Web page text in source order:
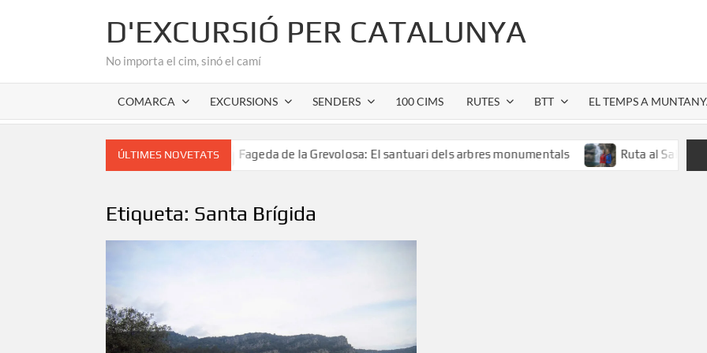
D'EXCURSIÓ PER CATALUNYA
No importa el cim, sinó el camí
COMARCA EXCURSIONS SENDERS 100 CIMS RUTES BTT EL TEMPS A
ÚLTIMES NOVETATS
de l’Alta Garrotxa Fageda de la Grevolosa: El santuari dels arbres monumentals Ruta al Salt de Sallent:
Etiqueta: Santa Brígida